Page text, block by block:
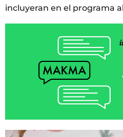
incluyeran en el programa